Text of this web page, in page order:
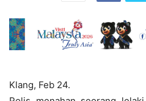
Klang, Feb 24.